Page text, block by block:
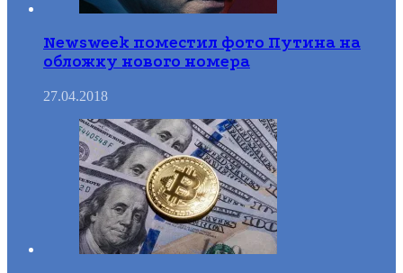
Newsweek поместил фото Путина на
обложку нового номера
27.04.2018